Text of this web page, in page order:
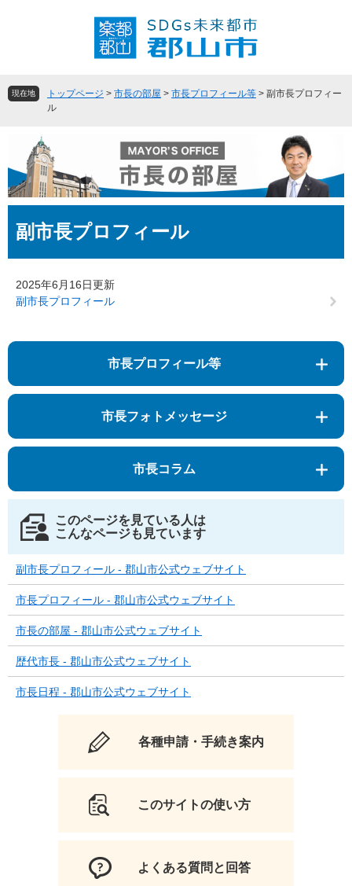
頭
飛
文
へ
現在地 トップページ > 市長の部屋 > 市長プロフィール等 > 副市長プロフィー
ル
文副市長プロフィール
2025年6月16日更新
副市長プロフィール
市長プロフィール等
市長フォトメッセージ
市長コラム
このページを見ている人は
こんなページも見ています
副市長プロフィール - 郡山市公式ウェブサイト
市長プロフィール - 郡山市公式ウェブサイト
市長の部屋 - 郡山市公式ウェブサイト
歴代市長 - 郡山市公式ウェブサイト
市長日程 - 郡山市公式ウェブサイト
各種申請・手続き案内
このサイトの使い方
よくある質問と回答